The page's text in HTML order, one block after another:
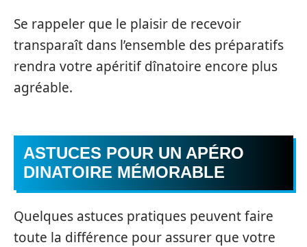
Se rappeler que le plaisir de recevoir
transparaît dans l’ensemble des préparatifs
rendra votre apéritif dînatoire encore plus
agréable.
ASTUCES POUR UN APÉRO
DINATOIRE MÉMORABLE
Quelques astuces pratiques peuvent faire
toute la différence pour assurer que votre